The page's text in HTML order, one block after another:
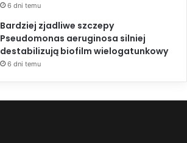
6 dni temu
Bardziej zjadliwe szczepy
Pseudomonas aeruginosa silniej
destabilizują biofilm wielogatunkowy
6 dni temu